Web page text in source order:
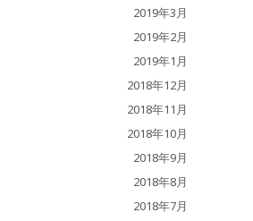
2019年3月
2019年2月
2019年1月
2018年12月
2018年11月
2018年10月
2018年9月
2018年8月
2018年7月